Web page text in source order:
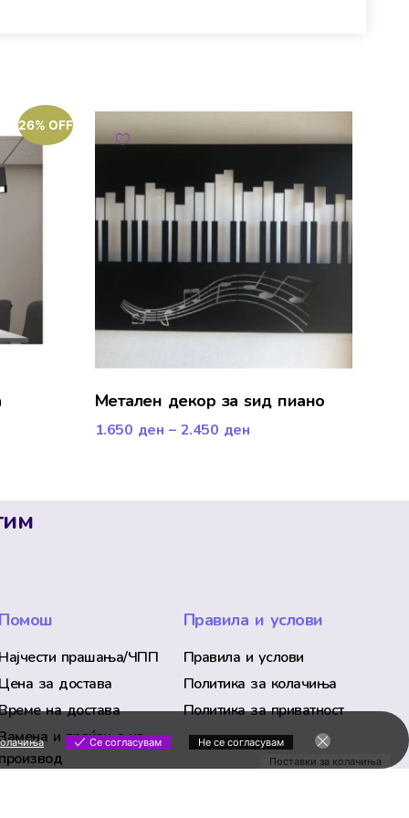
26% OFF
Метален декор за ѕид пиано
1.650 ден – 2.450 ден
Помош
Најчести прашања/ЧПП
Цена за достава
на достава
и враќање на
производ
Правила и услови
Правила и услови
Политика за колачиња
Политика за приватност
Се согласувам
Не се согласувам
Поставки за колачиња